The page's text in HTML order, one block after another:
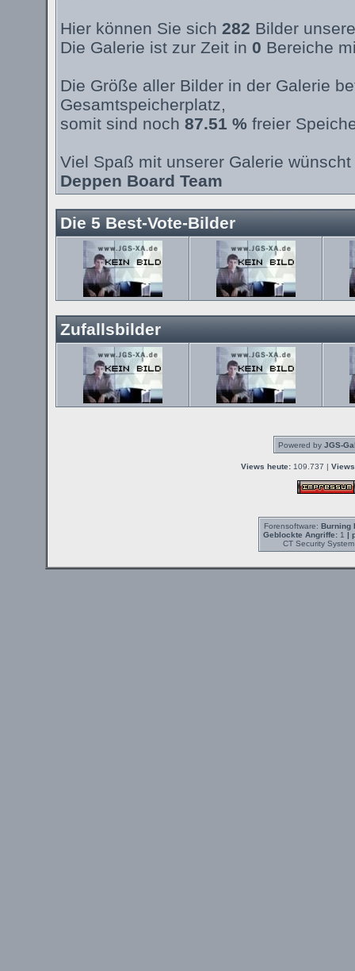
Hier können Sie sich 282 Bilder
Die Galerie ist zur Zeit in 0 Bereiche
Die Größe aller Bilder in der Galerie
Gesamtspeicherplatz,
somit sind noch 87.51 % freier
Viel Spaß mit unserer Galerie
Deppen Board Team
Die 5 Best-Vote-Bilder
Zufallsbilder
Powered by JGS-
Views heute: 109.737 |
Forensoftware: Burning
Geblockte Angriffe:1 |
CT Security